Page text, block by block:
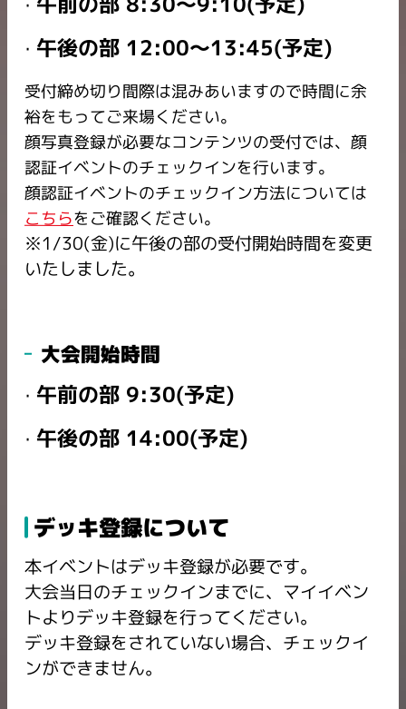
午後の部 12:00～13:45(予定)
受付締め切り間際は混みあいますので時間に余
裕をもってご来場ください。​
顔写真登録が必要なコンテンツの受付では、顔
認証イベントのチェックインを行います。
顔認証イベントのチェックイン方法については
こちらをご確認ください。
※1/30(金)に午後の部の受付開始時間を変更
いたしました。
大会開始時間
午前の部 9:30(予定)
午後の部 14:00(予定)
デッキ登録について
本イベントはデッキ登録が必要です。
大会当日のチェックインまでに、マイイベン
トよりデッキ登録を行ってください。
デッキ登録をされていない場合、チェックイ
ンができません。